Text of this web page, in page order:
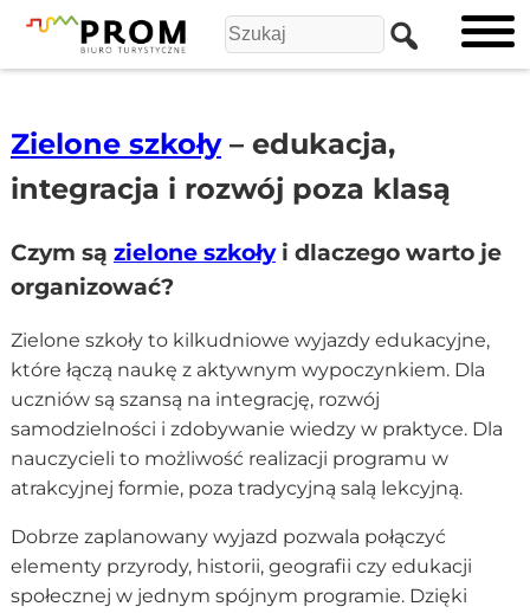
Zielone szkoły– edukacja,
integracja i rozwój poza klasą
Czym są zielone szkołyi dlaczego warto je
organizować?
Zielone szkoły to kilkudniowe wyjazdy edukacyjne,
które łączą naukę z aktywnym wypoczynkiem. Dla
uczniów są szansą na integrację, rozwój
samodzielności i zdobywanie wiedzy w praktyce. Dla
nauczycieli to możliwość realizacji programu w
atrakcyjnej formie, poza tradycyjną salą lekcyjną.
Dobrze zaplanowany wyjazd pozwala połączyć
elementy przyrody, historii, geografii czy edukacji
społecznej w jednym spójnym programie. Dzięki